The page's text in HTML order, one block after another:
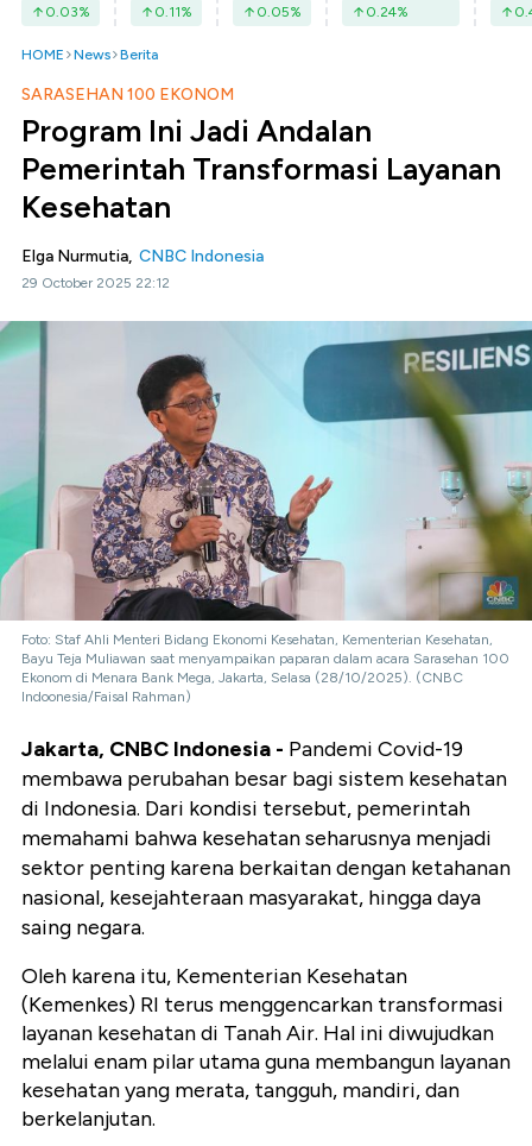
0.03% 0.11% 0.05% 0.24%
HOME News Berita
SARASEHAN 100 EKONOM
Program Ini Jadi Andalan
Pemerintah Transformasi Layanan
Kesehatan
Elga Nurmutia, CNBC Indonesia
29 October 2025 22:12
Foto: Staf Ahli Menteri Bidang Ekonomi Kesehatan, Kementerian Kesehatan,
Bayu Teja Muliawan saat menyampaikan paparan dalam acara Sarasehan 100
Ekonom di Menara Bank Mega, Jakarta, Selasa (28/10/2025). (CNBC
Indoonesia/Faisal Rahman)
Jakarta, CNBC Indonesia - Pandemi Covid-19
membawa perubahan besar bagi sistem kesehatan
di Indonesia. Dari kondisi tersebut, pemerintah
memahami bahwa kesehatan seharusnya menjadi
sektor penting karena berkaitan dengan ketahanan
nasional, kesejahteraan masyarakat, hingga daya
saing negara.
Oleh karena itu, Kementerian Kesehatan
(Kemenkes) RI terus menggencarkan transformasi
layanan kesehatan di Tanah Air. Hal ini diwujudkan
melalui enam pilar utama guna membangun layanan
kesehatan yang merata, tangguh, mandiri, dan
berkelanjutan.